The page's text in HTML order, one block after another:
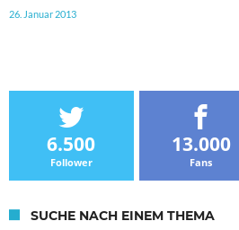
26. Januar 2013
6.500
Follower
13.000
Fans
SUCHE NACH EINEM THEMA